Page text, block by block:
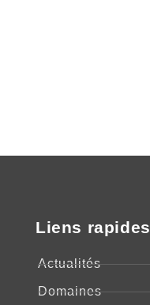
Liens rapides
Actualités
Domaines